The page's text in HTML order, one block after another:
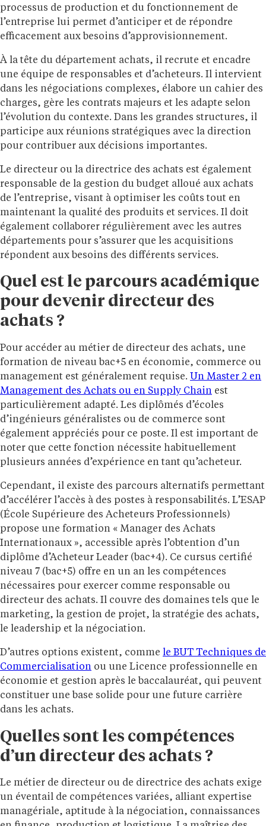
processus de production et du fonctionnement de
l’entreprise lui permet d’anticiper et de répondre
efficacement aux besoins d’approvisionnement.
À la tête du département achats, il recrute et encadre
une équipe de responsables et d’acheteurs. Il intervient
dans les négociations complexes, élabore un cahier des
charges, gère les contrats majeurs et les adapte selon
l’évolution du contexte. Dans les grandes structures, il
participe aux réunions stratégiques avec la direction
pour contribuer aux décisions importantes.
Le directeur ou la directrice des achats est également
responsable de la gestion du budget alloué aux achats
de l’entreprise, visant à optimiser les coûts tout en
maintenant la qualité des produits et services. Il doit
également collaborer régulièrement avec les autres
départements pour s’assurer que les acquisitions
répondent aux besoins des différents services.
Quel est le parcours académique
pour devenir directeur des
achats ?
Pour accéder au métier de directeur des achats, une
formation de niveau bac+5 en économie, commerce ou
management est généralement requise. Un Master 2 en
Management des Achats ou en Supply Chain est
particulièrement adapté. Les diplômés d’écoles
d’ingénieurs généralistes ou de commerce sont
également appréciés pour ce poste. Il est important de
noter que cette fonction nécessite habituellement
plusieurs années d’expérience en tant qu’acheteur.
Cependant, il existe des parcours alternatifs permettant
d’accélérer l’accès à des postes à responsabilités. L’ESAP
(École Supérieure des Acheteurs Professionnels)
propose une formation « Manager des Achats
Internationaux », accessible après l’obtention d’un
diplôme d’Acheteur Leader (bac+4). Ce cursus certifié
niveau 7 (bac+5) offre en un an les compétences
nécessaires pour exercer comme responsable ou
directeur des achats. Il couvre des domaines tels que le
marketing, la gestion de projet, la stratégie des achats,
le leadership et la négociation.
D’autres options existent, comme le BUT Techniques de
Commercialisation ou une Licence professionnelle en
économie et gestion après le baccalauréat, qui peuvent
constituer une base solide pour une future carrière
dans les achats.
Quelles sont les compétences
d’un directeur des achats ?
Le métier de directeur ou de directrice des achats exige
un éventail de compétences variées, alliant expertise
managériale, aptitude à la négociation, connaissances